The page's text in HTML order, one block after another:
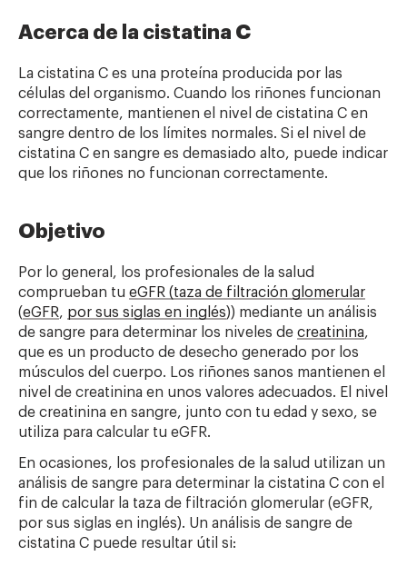
Acerca de la cistatina C
La cistatina C es una proteína producida por las
células del organismo. Cuando los riñones funcionan
correctamente, mantienen el nivel de cistatina C en
sangre dentro de los límites normales. Si el nivel de
cistatina C en sangre es demasiado alto, puede indicar
que los riñones no funcionan correctamente.
Objetivo
Por lo general, los profesionales de la salud
comprueban tu eGFR (taza de filtración glomerular
(eGFR, por sus siglas en inglés)) mediante un análisis
de sangre para determinar los niveles de creatinina,
que es un producto de desecho generado por los
músculos del cuerpo. Los riñones sanos mantienen el
nivel de creatinina en unos valores adecuados. El nivel
de creatinina en sangre, junto con tu edad y sexo, se
utiliza para calcular tu eGFR.
En ocasiones, los profesionales de la salud utilizan un
análisis de sangre para determinar la cistatina C con el
fin de calcular la taza de filtración glomerular (eGFR,
por sus siglas en inglés). Un análisis de sangre de
cistatina C puede resultar útil si: